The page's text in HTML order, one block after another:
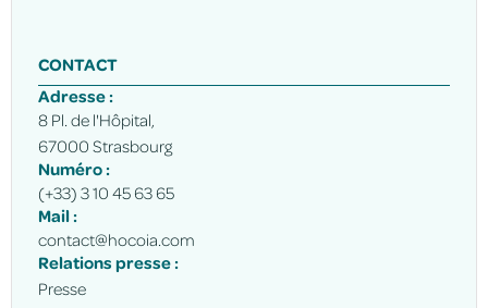
CONTACT
Adresse :
8 Pl. de l'Hôpital,
67000 Strasbourg
Numéro :
(+33) 3 10 45 63 65
Mail :
contact@hocoia.com
Relations presse :
Presse